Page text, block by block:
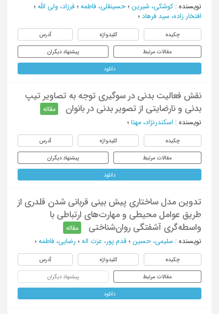
نویسنده : کوشکی، شیرین ؛ حسینقلی، فاطمه ؛ فرزاد، ولی الله ؛
افتخار زاده، سید فرهاد ؛
چکیده کلیدواژه آدرس
مقالات مرتبط پیشنهاد دیگران
دانلود
نقش فعالیت بدنی در سوگیری توجه به تصاویر تیپ
بدنی و نارضایتی از تصویر بدنی در بانوان
مقاله
نویسنده : اسکندرنژاد، مهتا ؛
چکیده کلیدواژه آدرس
مقالات مرتبط پیشنهاد دیگران
دانلود
تدوین مدل ساختاری پیش بینی قربانی شدن قلدری از
طریق عوامل محیطی و مهارت‌های ارتباطی با
واسطه‌گری آشفتگی روان‌شناختی
مقاله
نویسنده : سلیمی، حسین ؛ قدم پور، عزت اله ؛ رضایی، فاطمه ؛
چکیده کلیدواژه آدرس
مقالات مرتبط پیشنهاد دیگران
دانلود